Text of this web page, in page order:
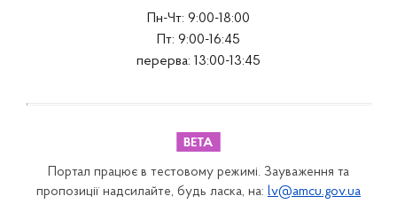
Пн-Чт: 9:00-18:00
Пт: 9:00-16:45
перерва: 13:00-13:45
Портал працює в тестовому режимі. Зауваження та
пропозиції надсилайте, будь ласка, на: lv@amcu.gov.ua